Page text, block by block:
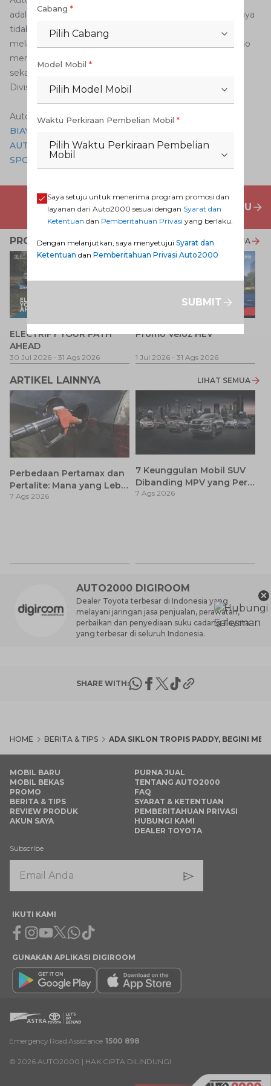
adalah melalui persiapan kondisi diri dan kendaraan supaya
tidak mengalami masalah. Auto2000 siap membantu
melalui servis berkala ditambah berbagai program promo
menguntungkan. Segera kunjungi Auto2000.co.id
sekarang., jelas Nur Imansyah Tara, Aftersales Business
Division Head Auto2000, (26/11).
Auto2000 Digiroom
BIAYA PERAWATAN RINGAN, JARINGAN BENGKEL
AUTO2000 MUDAH DITEMUI, YUK MILIKI AGYA GR
SPORT!
PENAWARAN MOBIL BARU
PROMO TERKAIT LIHAT SEMUA
ELECTRIFY YOUR PATH
AHEAD
30 Jul 2026 - 31 Ags 2026
Promo Veloz HEV
1 Jul 2026 - 31 Ags 2026
ARTIKEL LAINNYA LIHAT SEMUA
Perbedaan Pertamax dan
Pertalite: Mana yang Lebih
Baik untuk Mobil Toyota
7 Ags 2026
7 Keunggulan Mobil SUV
Dibanding MPV yang Perlu
Anda Ketahui
7 Ags 2026
AUTO2000 DIGIROOM
Dealer Toyota terbesar di Indonesia yang
melayani jaringan jasa penjualan, perawatan,
perbaikan dan penyediaan suku cadang Toyota
yang terbesar di seluruh Indonesia.
SHARE WITH:
HOME BERITA & TIPS ADA SIKLON TROPIS PADDY, BEGINI
×
MOBIL BARU
MOBIL BEKAS
PROMO
BERITA & TIPS
REVIEW PRODUK
AKUN SAYA
PURNA JUAL
TENTANG AUTO2000
FAQ
SYARAT & KETENTUAN
PEMBERITAHUAN PRIVASI
HUBUNGI KAMI
DEALER TOYOTA
Subscribe
IKUTI KAMI
Facebook
Instagram
Youtube
X Whatsapp
Tiktok
GUNAKAN APLIKASI DIGIROOM
Emergency Road Assistance 1500 898
© 2026 AUTO2000 | HAK CIPTA DILINDUNGI
Cabang *
Pilih Cabang
Model Mobil *
Pilih Model Mobil
Waktu Perkiraan Pembelian Mobil *
Pilih Waktu Perkiraan Pembelian
Mobil
Saya setuju untuk menerima program promosi dan
layanan dari Auto2000 sesuai dengan Syarat dan
Ketentuan dan Pemberitahuan Privasi yang berlaku.
Dengan melanjutkan, saya menyetujui Syarat dan
Ketentuan dan Pemberitahuan Privasi Auto2000
SUBMIT